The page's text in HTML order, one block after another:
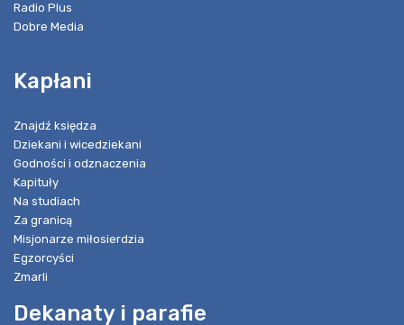
Radio Plus
Dobre Media
Kapłani
Znajdź księdza
Dziekani i wicedziekani
Godności i odznaczenia
Kapituły
Na studiach
Za granicą
Misjonarze miłosierdzia
Egzorcyści
Zmarli
Dekanaty i parafie